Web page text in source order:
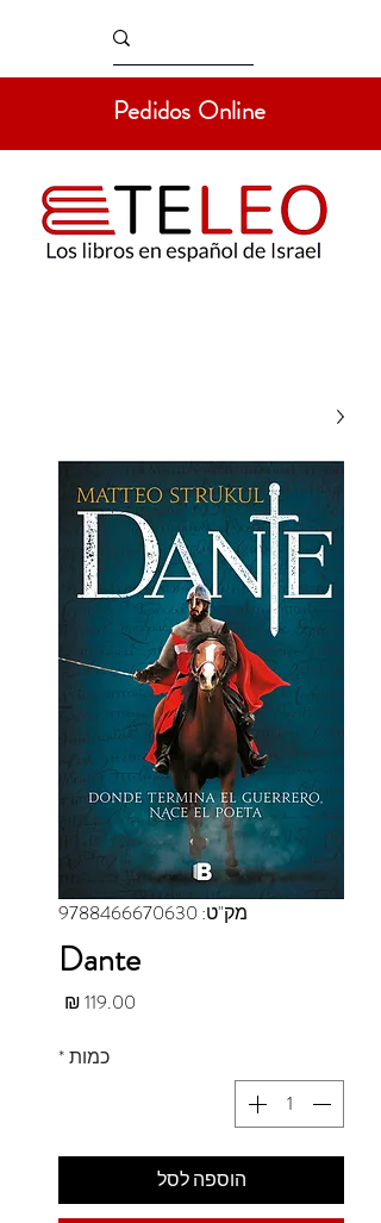
Pedidos Online
מק"ט: 9788466670630
Dante
כמות*
הוספה לסל